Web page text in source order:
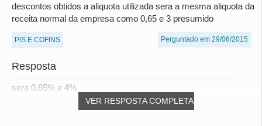
descontos obtidos a aliquota utilizada sera a mesma aliquota da
receita normal da empresa como 0,65 e 3 presumido
PIS E COFINS Perguntado em 29/06/2015
Resposta
VER RESPOSTA COMPLETA
sera 0,65% e 4%